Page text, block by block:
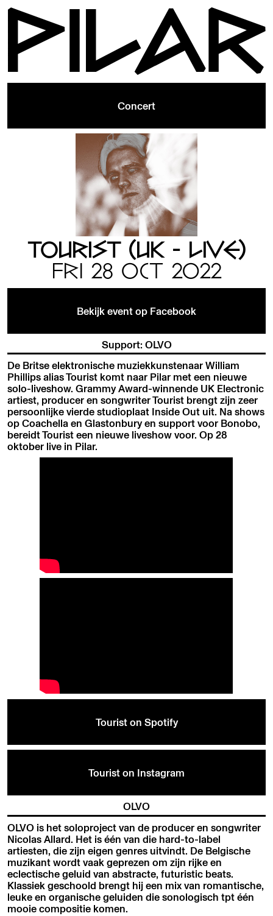
Concert
TOURIST (UK - LIVE)
FRI 28 OCT 2022
Bekijk event op Facebook
Support: OLVO
De Britse elektronische muziekkunstenaar William
Phillips alias Tourist komt naar Pilar met een nieuwe
solo-liveshow. Grammy Award-winnende UK Electronic
artiest, producer en songwriter Tourist brengt zijn zeer
persoonlijke vierde studioplaat Inside Out uit. Na shows
op Coachella en Glastonbury en support voor Bonobo,
bereidt Tourist een nieuwe liveshow voor. Op 28
oktober live in Pilar.
Tourist on Spotify
Tourist on Instagram
OLVO
OLVO is het soloproject van de producer en songwriter
Nicolas Allard. Het is één van die hard-to-label
artiesten, die zijn eigen genres uitvindt. De Belgische
muzikant wordt vaak geprezen om zijn rijke en
eclectische geluid van abstracte, futuristic beats.
Klassiek geschoold brengt hij een mix van romantische,
leuke en organische geluiden die sonologisch tpt één
mooie compositie komen.